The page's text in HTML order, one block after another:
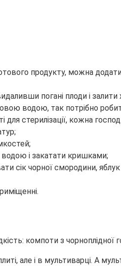
продукту, можна
погані плоди і
водою, так потрібно
для стерилізації, кожна
і закатати кришками;
чорної смородини,
але і в мультиварці. А